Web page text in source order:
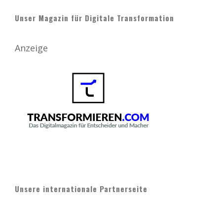
Unser Magazin für Digitale Transformation
Anzeige
Unsere internationale Partnerseite